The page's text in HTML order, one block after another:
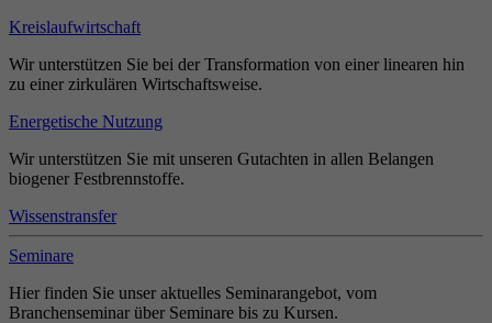
Kreislaufwirtschaft
Wir unterstützen Sie bei der Transformation von einer linearen hin
zu einer zirkulären Wirtschaftsweise.
Energetische Nutzung
Wir unterstützen Sie mit unseren Gutachten in allen Belangen
biogener Festbrennstoffe.
Wissenstransfer
Seminare
Hier finden Sie unser aktuelles Seminarangebot, vom
Branchenseminar über Seminare bis zu Kursen.